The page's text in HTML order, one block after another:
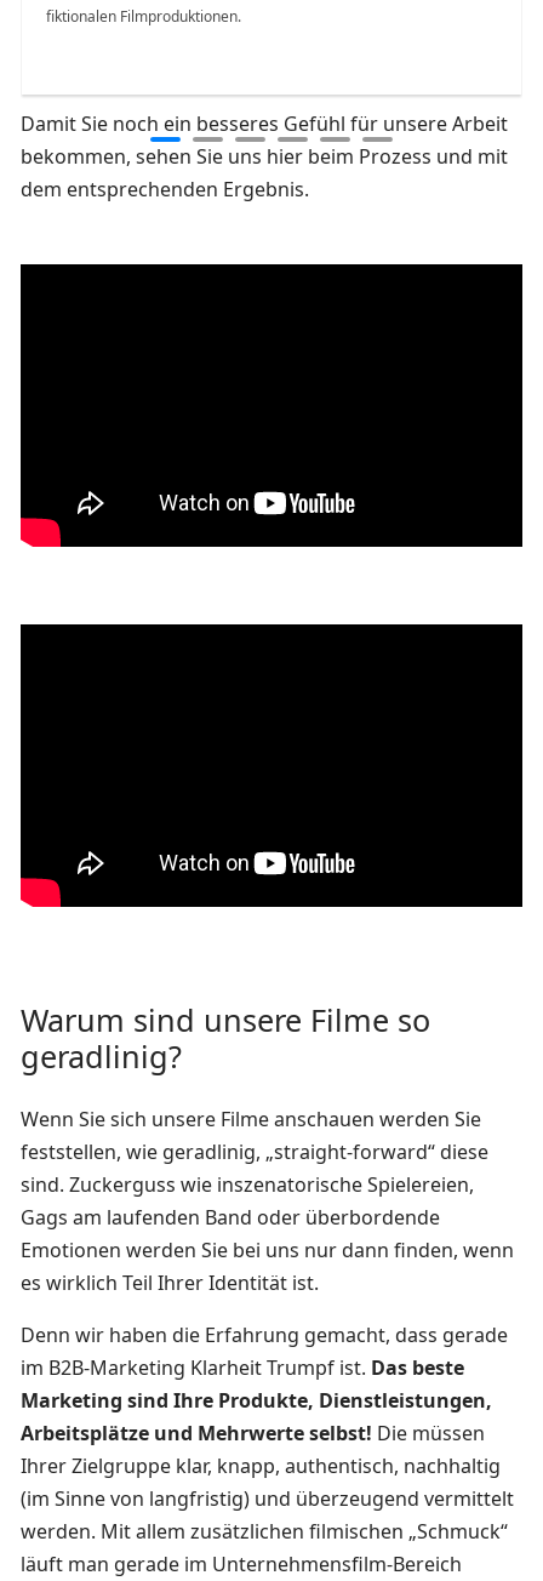
fiktionalen Filmproduktionen.
Damit Sie noch ein besseres Gefühl für unsere Arbeit
bekommen, sehen Sie uns hier beim Prozess und mit
dem entsprechenden Ergebnis.
Warum sind unsere Filme so
geradlinig?
Wenn Sie sich unsere Filme anschauen werden Sie
feststellen, wie geradlinig, „straight-forward“ diese
sind. Zuckerguss wie inszenatorische Spielereien,
Gags am laufenden Band oder überbordende
Emotionen werden Sie bei uns nur dann finden, wenn
es wirklich Teil Ihrer Identität ist.
Denn wir haben die Erfahrung gemacht, dass gerade
im B2B-Marketing Klarheit Trumpf ist. Das beste
Marketing sind Ihre Produkte, Dienstleistungen,
Arbeitsplätze und Mehrwerte selbst! Die müssen
Ihrer Zielgruppe klar, knapp, authentisch, nachhaltig
(im Sinne von langfristig) und überzeugend vermittelt
werden. Mit allem zusätzlichen filmischen „Schmuck“
läuft man gerade im Unternehmensfilm-Bereich